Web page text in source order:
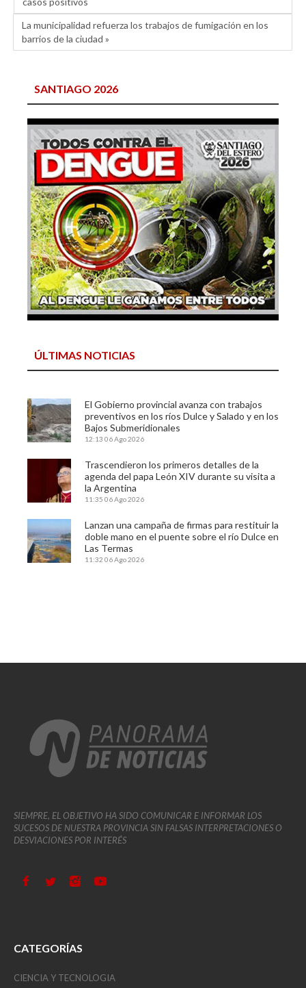
La municipalidad refuerza los trabajos de fumigación en los
barrios de la ciudad »
SANTIAGO 2026
ÚLTIMAS NOTICIAS
El Gobierno provincial avanza con trabajos
preventivos en los ríos Dulce y Salado y en los
Bajos Submeridionales
12:13 06 Ago 2026
Trascendieron los primeros detalles de la
agenda del papa León XIV durante su visita a
la Argentina
11:35 06 Ago 2026
Lanzan una campaña de firmas para restituir la
doble mano en el puente sobre el río Dulce en
Las Termas
11:32 06 Ago 2026
SIEMPRE, EL OBJETIVO HA SIDO COMUNICAR E INFORMAR LOS
SUCESOS DE NUESTRA PROVINCIA SIN FALSAS INTERPRETACIONES O
DESVIACIONES POR INTERÉS
CATEGORÍAS
CIENCIA Y TECNOLOGIA